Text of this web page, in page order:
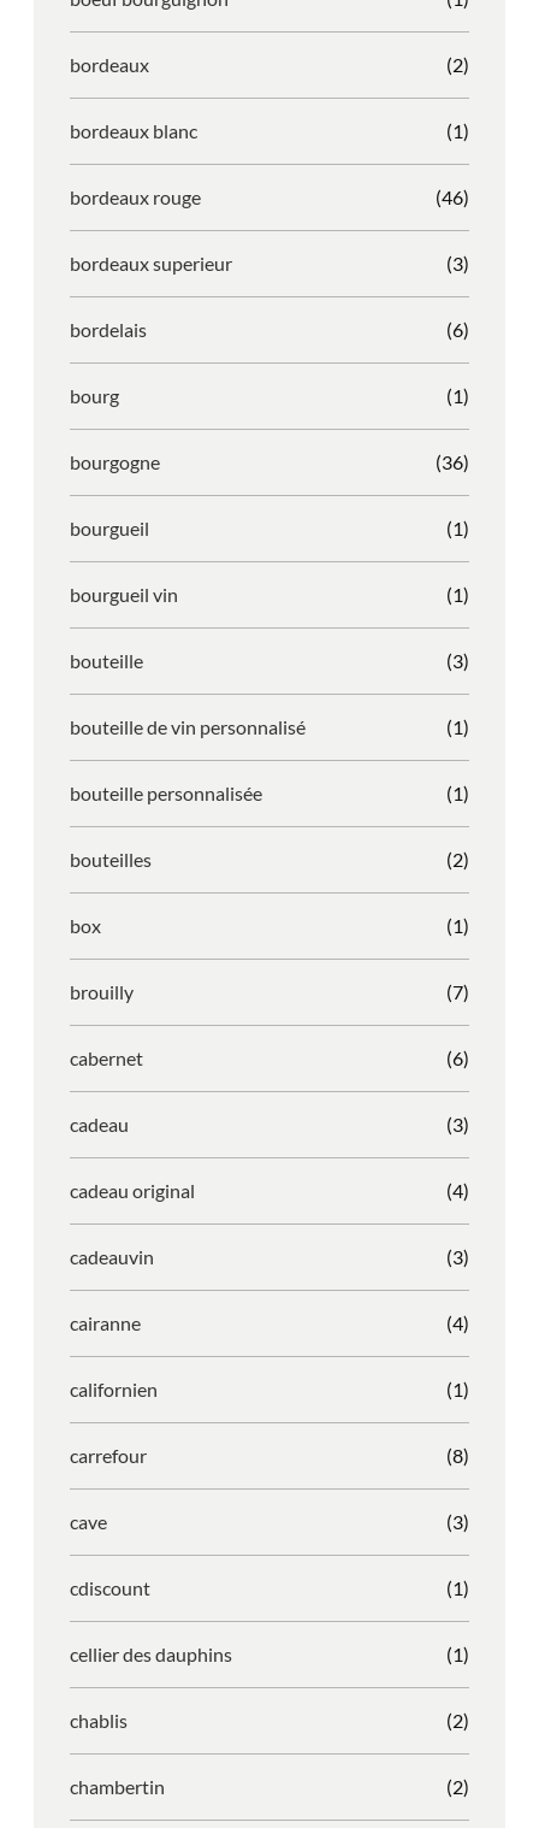
bordeaux (2)
bordeaux blanc (1)
bordeaux rouge (46)
bordeaux superieur (3)
bordelais (6)
bourg (1)
bourgogne (36)
bourgueil (1)
bourgueil vin (1)
bouteille (3)
bouteille de vin personnalisé (1)
bouteille personnalisée (1)
bouteilles (2)
box (1)
brouilly (7)
cabernet (6)
cadeau (3)
cadeau original (4)
cadeauvin (3)
cairanne (4)
californien (1)
carrefour (8)
cave (3)
cdiscount (1)
cellier des dauphins (1)
chablis (2)
chambertin (2)